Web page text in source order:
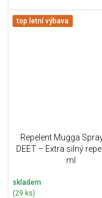
top letní výbava
Repelent Mugga
DEET – Extra silný
ml
skladem
(29 ks)